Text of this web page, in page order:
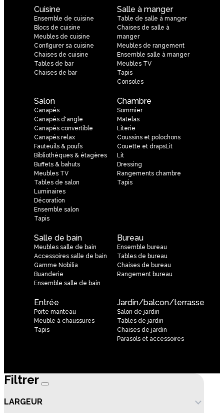
Cuisine
Ensemble de cuisine
Blocs de cuisine
Meubles de cuisine
Configurer sa cuisine
Chaises de cuisine
Tables de bar
Chaises de bar
Salle à manger
Table de salle à manger
Chaises de salle à
manger
Meubles de rangement
Ensemble salle à manger
Meubles TV
Tapis
Consoles
Salon
Canapés
Canapés d'angle
Canapés convertible
Canapés relax
Fauteuils & poufs
Bibliothèques & étagères
Buffets & bahuts
Meubles TV
Tables de salon
Luminaires
Décoration
Ensemble salon
Tapis
Chambre
Sommier
Matelas
Literie
Coussins et polochons
Couette et drapsLit
Lit
Dressing
Rangements chambre
Tapis
Salle de bain
Meubles salle de bain
Accessoires salle de bain
Gamme Nobilia
Buanderie
Ensemble salle de bain
Bureau
Ensemble bureau
Tables de bureau
Chaises de bureau
Rangement bureau
Entrée
Porte manteau
Meuble à chaussures
Tapis
Jardin/balcon/terrasse
Salon de jardin
Tables de jardin
Chaises de jardin
Parasols et accessoires
Filtrer
LARGEUR